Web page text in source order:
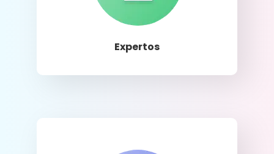
Expertos